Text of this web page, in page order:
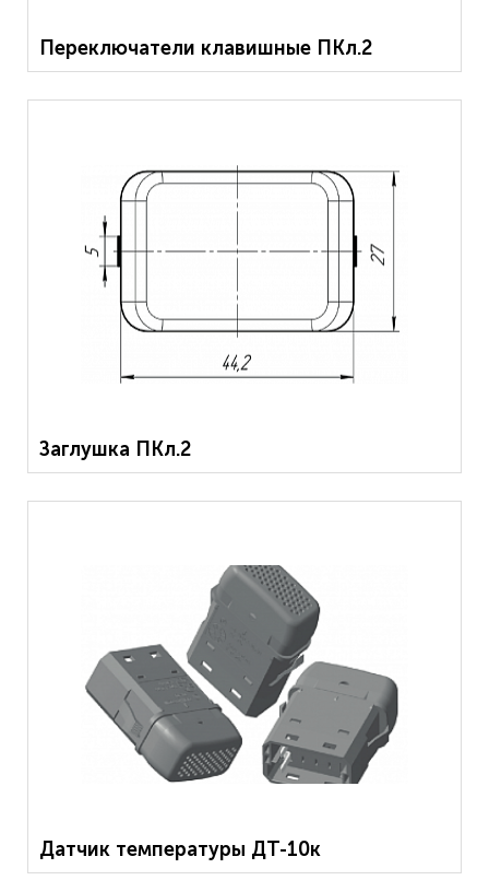
Переключатели клавишные ПКл.2
Заглушка ПКл.2
Датчик температуры ДТ-10к